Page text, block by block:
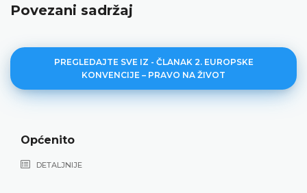
Povezani sadržaj
PREGLEDAJTE SVE IZ - ČLANAK 2. EUROPSKE
KONVENCIJE – PRAVO NA ŽIVOT
Općenito
DETALJNIJE